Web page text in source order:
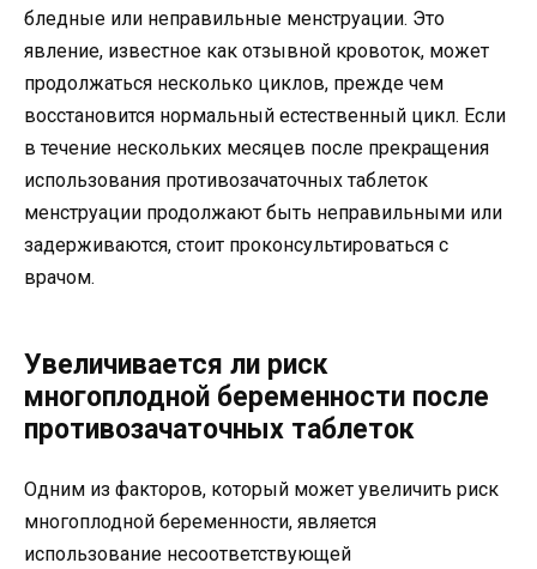
бледные или неправильные менструации. Это
явление, известное как отзывной кровоток, может
продолжаться несколько циклов, прежде чем
восстановится нормальный естественный цикл. Если
в течение нескольких месяцев после прекращения
использования противозачаточных таблеток
менструации продолжают быть неправильными или
задерживаются, стоит проконсультироваться с
врачом.
Увеличивается ли риск
многоплодной беременности после
противозачаточных таблеток
Одним из факторов, который может увеличить риск
многоплодной беременности, является
использование несоответствующей